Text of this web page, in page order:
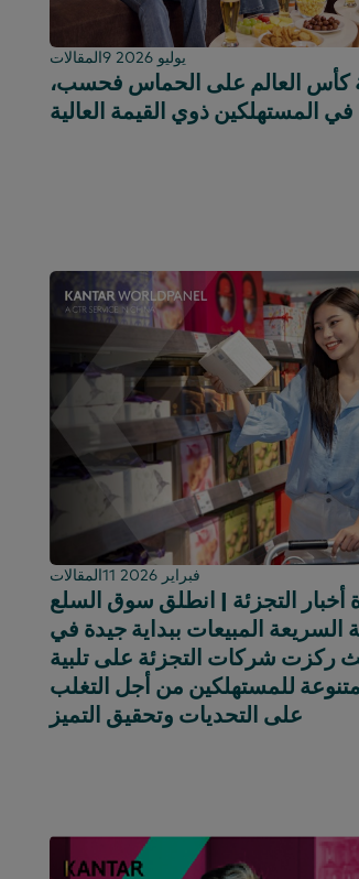
تشيلي
عالمي
الهند
أيرلندا
كينيا
كوريا
ماليزيا
المغرب
نيجيريا
اسكتلندا
المقالات 9 يوليو 2026
كأس العالم على الحماس فحسب،
المستهلكين ذوي القيمة العالية
المقالات 11 فبراير 2026
أخبار التجزئة | انطلق سوق السلع
السريعة المبيعات ببداية جيدة في
ركزت شركات التجزئة على تلبية
للمستهلكين من أجل التغلب
على التحديات وتحقيق التميز